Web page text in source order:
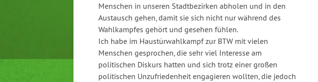
Menschen in unseren Stadtbezirken abholen und in den
Austausch gehen, damit sie sich nicht nur während des
Wahlkampfes gehört und gesehen fühlen.
Ich habe im Haustürwahlkampf zur BTW mit vielen
Menschen gesprochen, die sehr viel Interesse am
politischen Diskurs hatten und sich trotz einer großen
politischen Unzufriedenheit engagieren wollten, die jedoch